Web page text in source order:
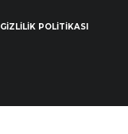
GIZLILIK POLITIKASI